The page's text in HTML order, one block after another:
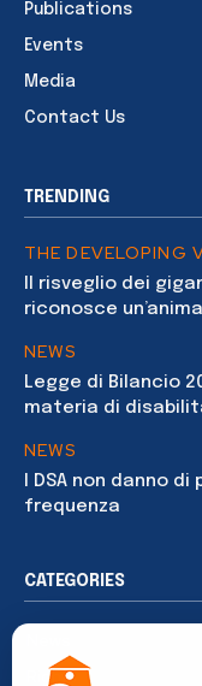
Publications
Events
Media
Contact Us
TRENDING
THE DEVELOPING
Il risveglio dei
riconosce
NEWS
Legge di Bilancio
materia di
NEWS
I DSA non danno
frequenza
CATEGORIES
Rights